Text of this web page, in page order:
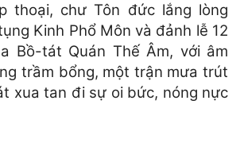
thoại, chư Tôn đức lắng lòng
Kinh Phổ Môn và đảnh lễ 12
Bồ-tát Quán Thế Âm, với âm
trầm bổng, một trận mưa trút
xua tan đi sự oi bức, nóng nực